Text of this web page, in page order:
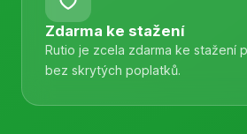
Zdarma ke stažení
Rutio je zcela zdarma ke stažení
bez skrytých poplatků.